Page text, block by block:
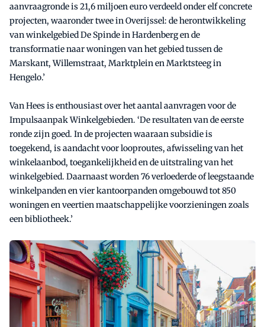
aanvraagronde is 21,6 miljoen euro verdeeld onder elf concrete
projecten, waaronder twee in Overijssel: de herontwikkeling
van winkelgebied De Spinde in Hardenberg en de
transformatie naar woningen van het gebied tussen de
Marskant, Willemstraat, Marktplein en Marktsteeg in
Hengelo.’
Van Hees is enthousiast over het aantal aanvragen voor de
Impulsaanpak Winkelgebieden. ‘De resultaten van de eerste
ronde zijn goed. In de projecten waaraan subsidie is
toegekend, is aandacht voor looproutes, afwisseling van het
winkelaanbod, toegankelijkheid en de uitstraling van het
winkelgebied. Daarnaast worden 76 verloederde of leegstaande
winkelpanden en vier kantoorpanden omgebouwd tot 850
woningen en veertien maatschappelijke voorzieningen zoals
een bibliotheek.’